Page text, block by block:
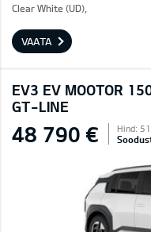
Clear White (UD),
VAATA
EV3 EV MOOTOR
GT-LINE
48 790 € Hind: